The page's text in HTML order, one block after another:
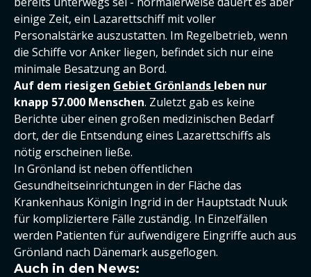
einige Zeit, ein Lazarettschiff mit voller
Personalstärke auszustatten. Im Regelbetrieb, wenn
die Schiffe vor Anker liegen, befindet sich nur eine
minimale Besatzung an Bord.
Auf dem riesigen Gebiet Grönlands leben nur
knapp 57.000 Menschen. Zuletzt gab es keine
Berichte über einen großen medizinischen Bedarf
dort, der die Entsendung eines Lazarettschiffs als
nötig erscheinen ließe.
In Grönland ist neben öffentlichen
Gesundheitseinrichtungen in der Fläche das
Krankenhaus Königin Ingrid in der Hauptstadt Nuuk
für kompliziertere Fälle zuständig. In Einzelfällen
werden Patienten für aufwendigere Eingriffe auch aus
Grönland nach Dänemark ausgeflogen.
Auch in den News: